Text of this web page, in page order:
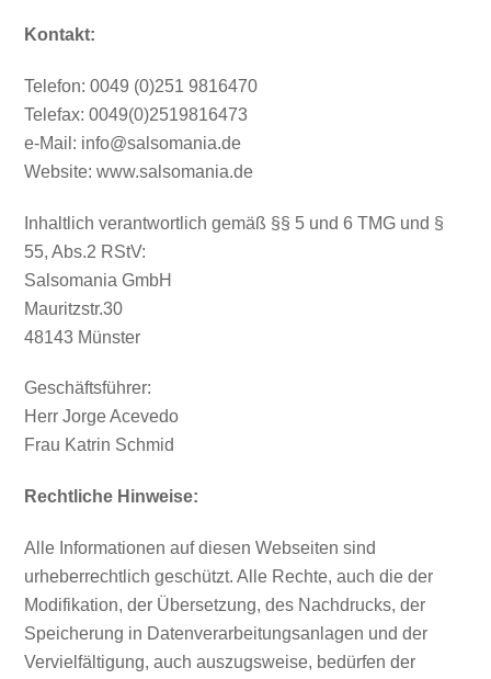
Kontakt:
Telefon: 0049 (0)251 9816470
Telefax: 0049(0)2519816473
e-Mail: info@salsomania.de
Website: www.salsomania.de
Inhaltlich verantwortlich gemäß §§ 5 und 6 TMG und §
55, Abs.2 RStV:
Salsomania GmbH
Mauritzstr.30
48143 Münster
Geschäftsführer:
Herr Jorge Acevedo
Frau Katrin Schmid
Rechtliche Hinweise:
Alle Informationen auf diesen Webseiten sind
urheberrechtlich geschützt. Alle Rechte, auch die der
Modifikation, der Übersetzung, des Nachdrucks, der
Speicherung in Datenverarbeitungsanlagen und der
Vervielfältigung, auch auszugsweise, bedürfen der